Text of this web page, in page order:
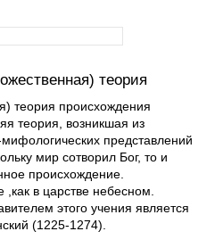
теория
теория происхождения
теория, возникшая из
представлений
мир сотворил Бог, то и
происхождение.
в царстве небесном.
этого учения является
(1225-1274).